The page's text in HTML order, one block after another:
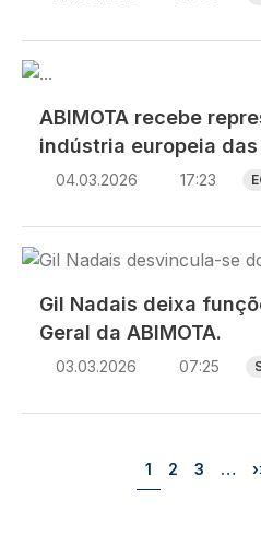
Imagem
ABIMOTA recebe
indústria europeia
04.03.2026 17:23
Imagem
Gil Nadais deixa
Geral da ABIMOTA.
03.03.2026 07:25
Página
1 Página
2 Página
3 …